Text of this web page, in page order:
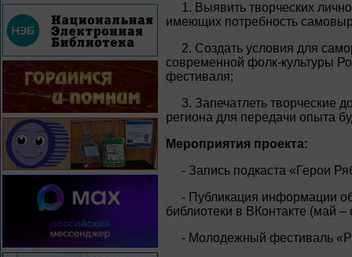
1. Выявить творческих
имеющих потребность
2. Создать условия для
современной фолк-культуры
фестиваля;
3. Запечатлеть творческие
региона для передачи опыта
Мероприятия проекта:
- Запись подкаста «Герои
- Публикация информации
библиотеки в ВКонтакте (май –
- Молодежный фестиваль